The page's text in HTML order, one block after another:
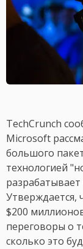
TechCrunch
Microsoft
большого
технологией
Утверждается,
$200
переговоры о
сколько это